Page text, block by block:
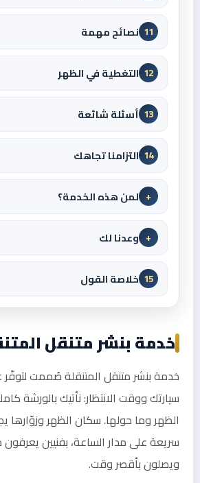
11 نصائح مهمة
12 التغطية في الظهر
13 أسئلة شائعة
14 التزامنا تجاهك
+ لمن هذه الخدمة؟
+ وعدنا لك
15 خلاصة القول
خدمة بنشر متنقل
خدمة بنشر متنقل المتنقلة صُممت لتوفّر
سيارتك ووقت الانتظار: نأتيك بالورشة
الظهر وما حولها. سكان الظهر وزوّارها
سريعة على مدار الساعة، بفنيين
ويصلون بأقصر وقت.